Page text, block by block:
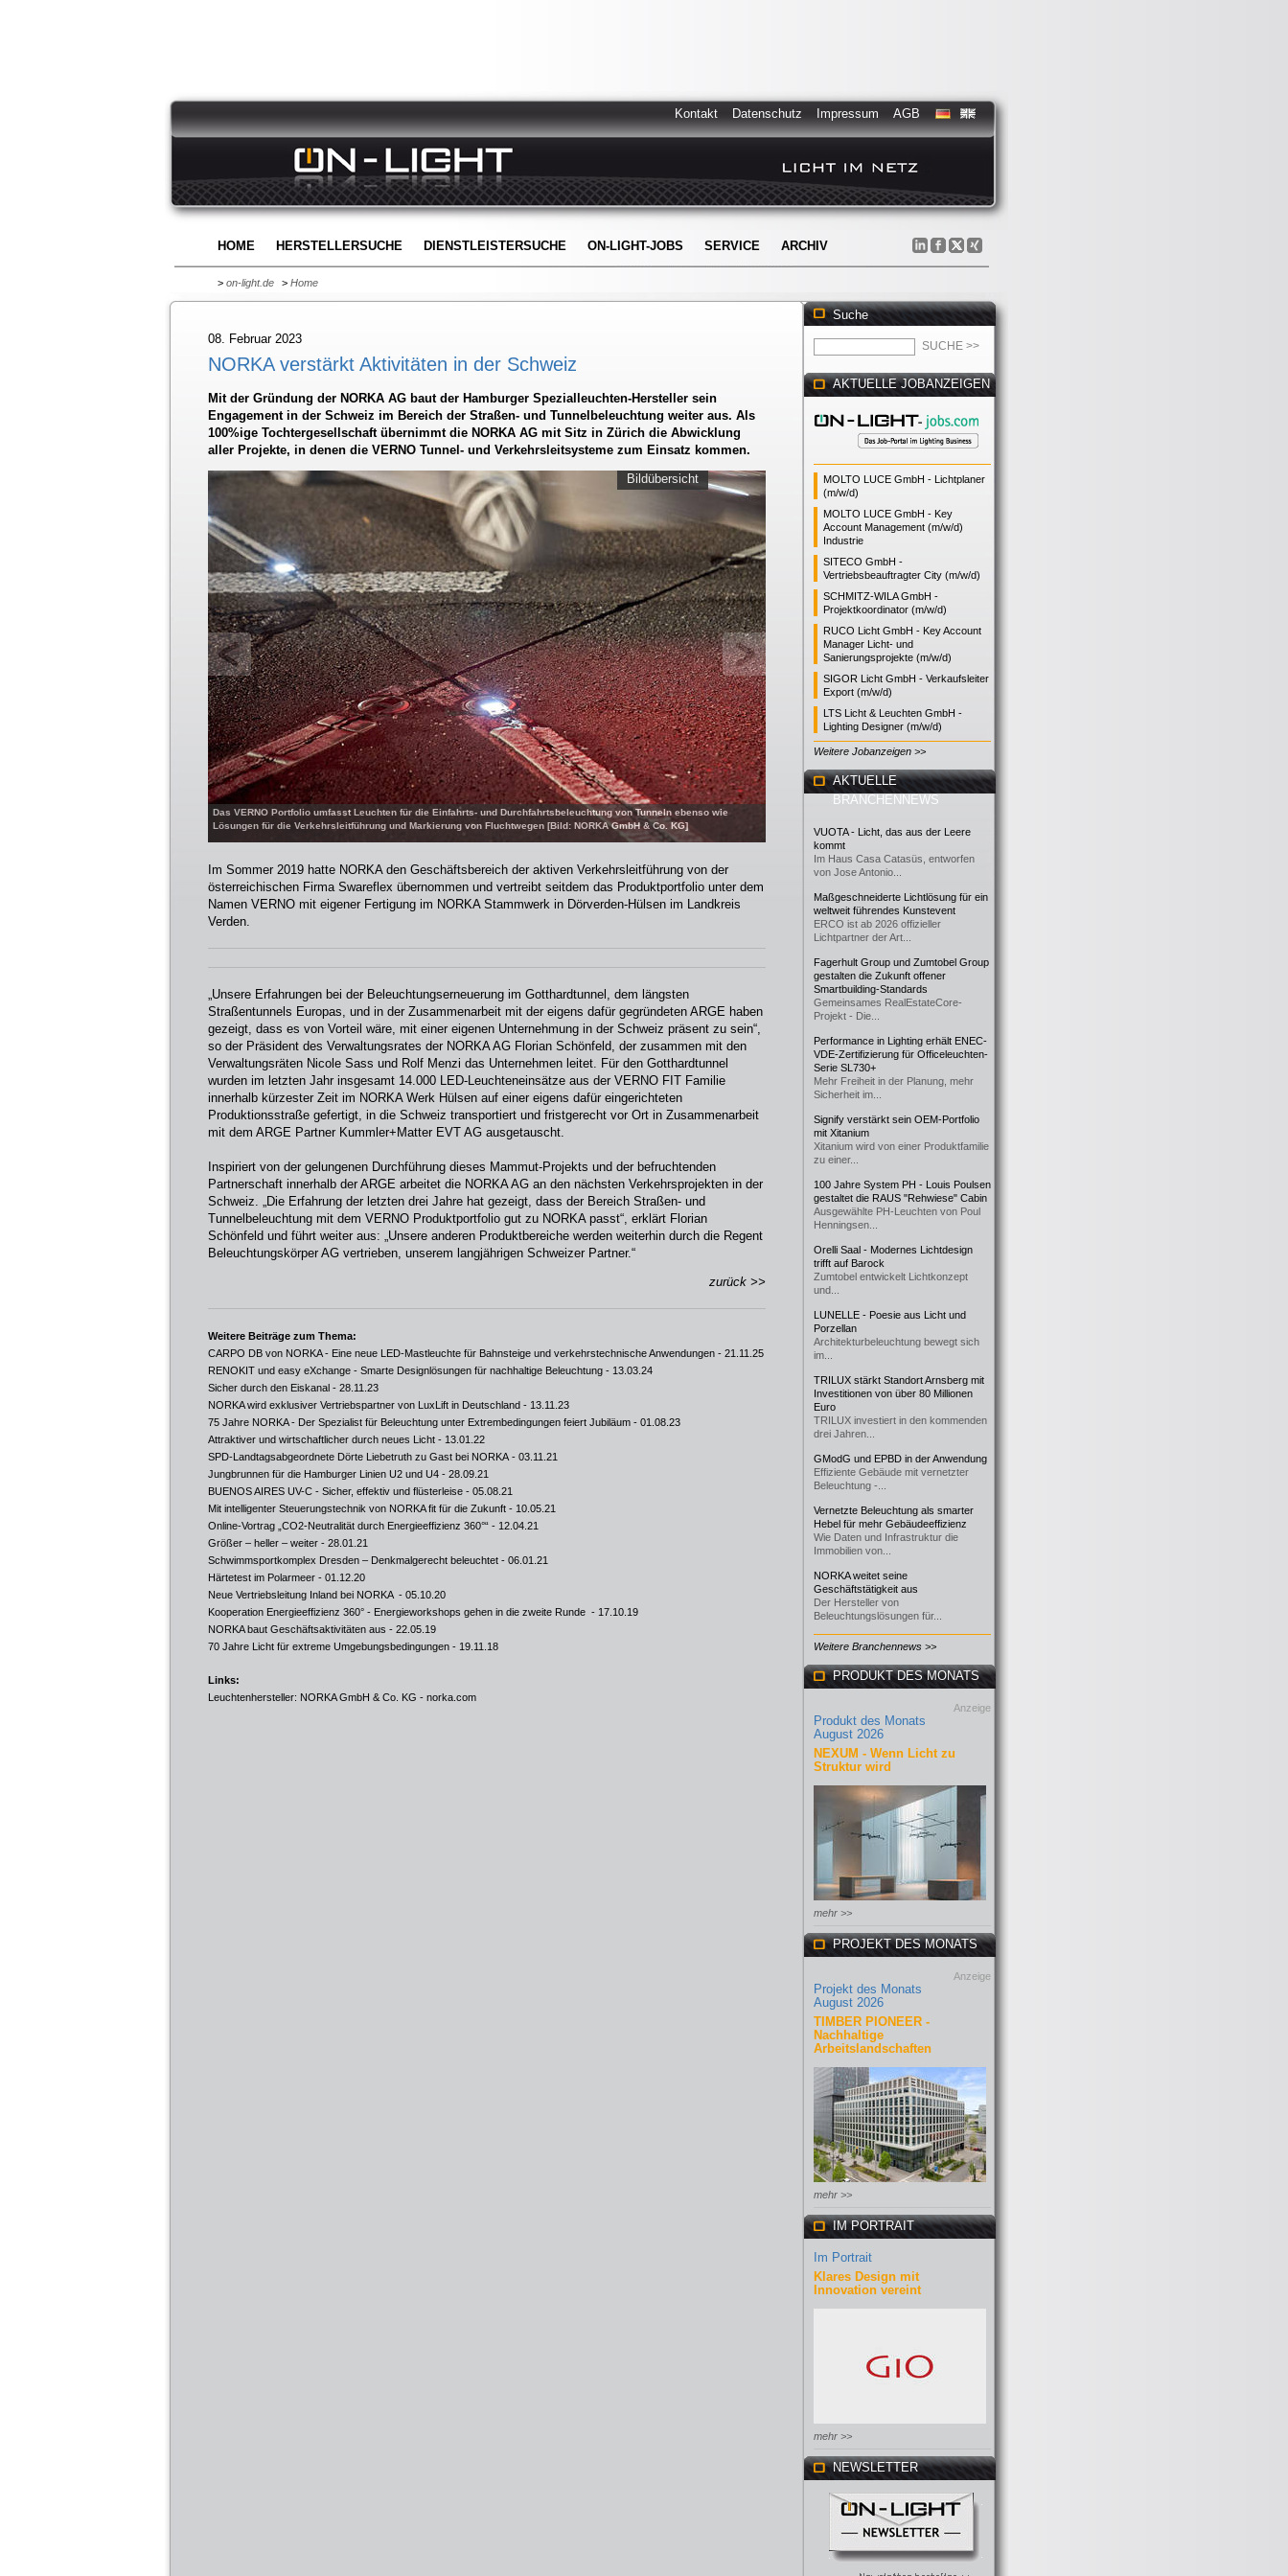
Kontakt Datenschutz Impressum AGB
HOME HERSTELLERSUCHE DIENSTLEISTERSUCHE ON-LIGHT-JOBS SERVICE ARCHIV
> on-light.de > Home
08. Februar 2023
NORKA verstärkt Aktivitäten in der Schweiz
Mit der Gründung der NORKA AG baut der Hamburger Spezialleuchten-Hersteller sein
Engagement in der Schweiz im Bereich der Straßen- und Tunnelbeleuchtung weiter aus. Als
100%ige Tochtergesellschaft übernimmt die NORKA AG mit Sitz in Zürich die Abwicklung
aller Projekte, in denen die VERNO Tunnel- und Verkehrsleitsysteme zum Einsatz kommen.
Das VERNO Portfolio umfasst Leuchten für die Einfahrts- und Durchfahrtsbeleuchtung von Tunneln ebenso wie
Lösungen für die Verkehrsleitführung und Markierung von Fluchtwegen [Bild: NORKA GmbH & Co. KG]
Bildübersicht
Im Sommer 2019 hatte NORKA den Geschäftsbereich der aktiven Verkehrsleitführung von der
österreichischen Firma Swareflex übernommen und vertreibt seitdem das Produktportfolio unter dem
Namen VERNO mit eigener Fertigung im NORKA Stammwerk in Dörverden-Hülsen im Landkreis
Verden.
„Unsere Erfahrungen bei der Beleuchtungserneuerung im Gotthardtunnel, dem längsten
Straßentunnels Europas, und in der Zusammenarbeit mit der eigens dafür gegründeten ARGE haben
gezeigt, dass es von Vorteil wäre, mit einer eigenen Unternehmung in der Schweiz präsent zu sein“,
so der Präsident des Verwaltungsrates der NORKA AG Florian Schönfeld, der zusammen mit den
Verwaltungsräten Nicole Sass und Rolf Menzi das Unternehmen leitet. Für den Gotthardtunnel
wurden im letzten Jahr insgesamt 14.000 LED-Leuchteneinsätze aus der VERNO FIT Familie
innerhalb kürzester Zeit im NORKA Werk Hülsen auf einer eigens dafür eingerichteten
Produktionsstraße gefertigt, in die Schweiz transportiert und fristgerecht vor Ort in Zusammenarbeit
mit dem ARGE Partner Kummler+Matter EVT AG ausgetauscht.
Inspiriert von der gelungenen Durchführung dieses Mammut-Projekts und der befruchtenden
Partnerschaft innerhalb der ARGE arbeitet die NORKA AG an den nächsten Verkehrsprojekten in der
Schweiz. „Die Erfahrung der letzten drei Jahre hat gezeigt, dass der Bereich Straßen- und
Tunnelbeleuchtung mit dem VERNO Produktportfolio gut zu NORKA passt“, erklärt Florian
Schönfeld und führt weiter aus: „Unsere anderen Produktbereiche werden weiterhin durch die Regent
Beleuchtungskörper AG vertrieben, unserem langjährigen Schweizer Partner.“
zurück >>
Weitere Beiträge zum Thema:
CARPO DB von NORKA - Eine neue LED-Mastleuchte für Bahnsteige und verkehrstechnische Anwendungen - 21.11.25
RENOKIT und easy eXchange - Smarte Designlösungen für nachhaltige Beleuchtung - 13.03.24
Sicher durch den Eiskanal - 28.11.23
NORKA wird exklusiver Vertriebspartner von LuxLift in Deutschland - 13.11.23
75 Jahre NORKA - Der Spezialist für Beleuchtung unter Extrembedingungen feiert Jubiläum - 01.08.23
Attraktiver und wirtschaftlicher durch neues Licht - 13.01.22
SPD-Landtagsabgeordnete Dörte Liebetruth zu Gast bei NORKA - 03.11.21
Jungbrunnen für die Hamburger Linien U2 und U4 - 28.09.21
BUENOS AIRES UV-C - Sicher, effektiv und flüsterleise - 05.08.21
Mit intelligenter Steuerungstechnik von NORKA fit für die Zukunft - 10.05.21
Online-Vortrag „CO2-Neutralität durch Energieeffizienz 360°“ - 12.04.21
Größer – heller – weiter - 28.01.21
Schwimmsportkomplex Dresden – Denkmalgerecht beleuchtet - 06.01.21
Härtetest im Polarmeer - 01.12.20
Neue Vertriebsleitung Inland bei NORKA - 05.10.20
Kooperation Energieeffizienz 360° - Energieworkshops gehen in die zweite Runde - 17.10.19
NORKA baut Geschäftsaktivitäten aus - 22.05.19
70 Jahre Licht für extreme Umgebungsbedingungen - 19.11.18
Links:
Leuchtenhersteller: NORKA GmbH & Co. KG - norka.com
Suche
AKTUELLE JOBANZEIGEN
MOLTO LUCE GmbH - Lichtplaner
(m/w/d)
MOLTO LUCE GmbH - Key
Account Management (m/w/d)
Industrie
SITECO GmbH -
Vertriebsbeauftragter City (m/w/d)
SCHMITZ-WILA GmbH -
Projektkoordinator (m/w/d)
RUCO Licht GmbH - Key Account
Manager Licht- und
Sanierungsprojekte (m/w/d)
SIGOR Licht GmbH - Verkaufsleiter
Export (m/w/d)
LTS Licht & Leuchten GmbH -
Lighting Designer (m/w/d)
Weitere Jobanzeigen >>
AKTUELLE
BRANCHENNEWS
VUOTA - Licht, das aus der Leere
kommt
Im Haus Casa Catasüs, entworfen
von Jose Antonio...
Maßgeschneiderte Lichtlösung für ein
weltweit führendes Kunstevent
ERCO ist ab 2026 offizieller
Lichtpartner der Art...
Fagerhult Group und Zumtobel Group
gestalten die Zukunft offener
Smartbuilding-Standards
Gemeinsames RealEstateCore-
Projekt - Die...
Performance in Lighting erhält ENEC-
VDE-Zertifizierung für Officeleuchten-
Serie SL730+
Mehr Freiheit in der Planung, mehr
Sicherheit im...
Signify verstärkt sein OEM-Portfolio
mit Xitanium
Xitanium wird von einer Produktfamilie
zu einer...
100 Jahre System PH - Louis Poulsen
gestaltet die RAUS "Rehwiese" Cabin
Ausgewählte PH-Leuchten von Poul
Henningsen...
Orelli Saal - Modernes Lichtdesign
trifft auf Barock
Zumtobel entwickelt Lichtkonzept
und...
LUNELLE - Poesie aus Licht und
Porzellan
Architekturbeleuchtung bewegt sich
im...
TRILUX stärkt Standort Arnsberg mit
Investitionen von über 80 Millionen
Euro
TRILUX investiert in den kommenden
drei Jahren...
GModG und EPBD in der Anwendung
Effiziente Gebäude mit vernetzter
Beleuchtung -...
Vernetzte Beleuchtung als smarter
Hebel für mehr Gebäudeeffizienz
Wie Daten und Infrastruktur die
Immobilien von...
NORKA weitet seine
Geschäftstätigkeit aus
Der Hersteller von
Beleuchtungslösungen für...
Weitere Branchennews >>
PRODUKT DES MONATS
Anzeige
Produkt des Monats
August 2026
NEXUM - Wenn Licht zu
Struktur wird
mehr >>
PROJEKT DES MONATS
Anzeige
Projekt des Monats
August 2026
TIMBER PIONEER -
Nachhaltige
Arbeitslandschaften
mehr >>
IM PORTRAIT
Im Portrait
Klares Design mit
Innovation vereint
mehr >>
NEWSLETTER